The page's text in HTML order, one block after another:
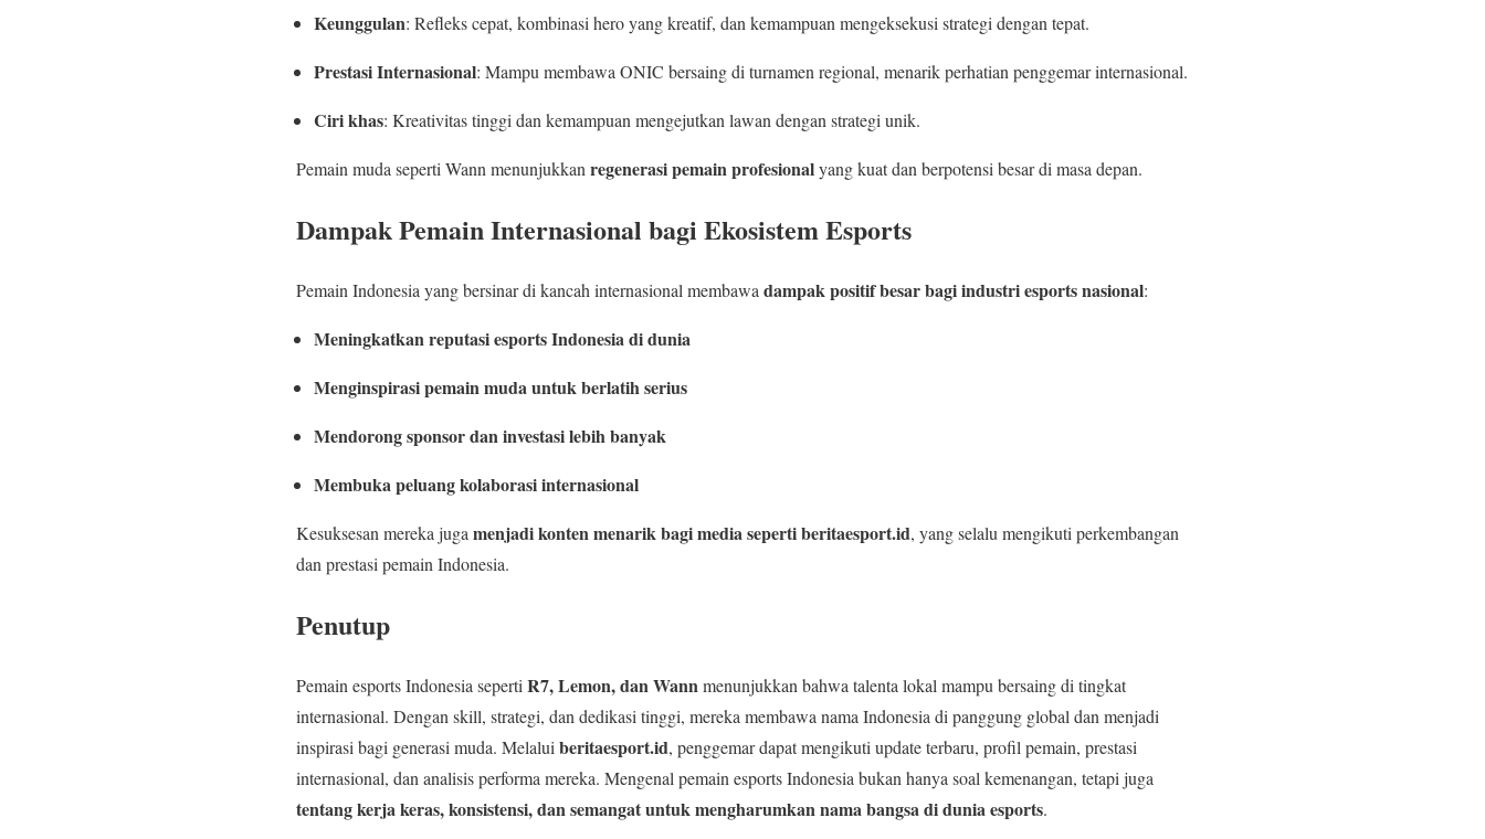
Keunggulan: Refleks cepat, kombinasi hero yang kreatif, dan kemampuan mengeksekusi strategi dengan tepat.
Prestasi Internasional: Mampu membawa ONIC bersaing di turnamen regional, menarik perhatian penggemar internasional.
Ciri khas: Kreativitas tinggi dan kemampuan mengejutkan lawan dengan strategi unik.
Pemain muda seperti Wann menunjukkanregenerasi pemain profesionalyang kuat dan berpotensi besar di masa depan.
Dampak Pemain Internasional bagi Ekosistem Esports
Pemain Indonesia yang bersinar di kancah internasional membawa dampak positif besar bagi industri esports nasional:
Meningkatkan reputasi esports Indonesia di dunia
Menginspirasi pemain muda untuk berlatih serius
Mendorong sponsor dan investasi lebih banyak
Membuka peluang kolaborasi internasional
Kesuksesan mereka juga menjadi konten menarik bagi media seperti beritaesport.id, yang selalu mengikuti perkembangan
dan prestasi pemain Indonesia.
Penutup
Pemain esports Indonesia seperti R7, Lemon, dan Wannmenunjukkan bahwa talenta lokal mampu bersaing di tingkat
internasional. Dengan skill, strategi, dan dedikasi tinggi, mereka membawa nama Indonesia di panggung global dan menjadi
inspirasi bagi generasi muda. Melalui beritaesport.id, penggemar dapat mengikuti update terbaru, profil pemain, prestasi
internasional, dan analisis performa mereka. Mengenal pemain esports Indonesia bukan hanya soal kemenangan, tetapi juga
tentang kerja keras, konsistensi, dan semangat untuk mengharumkan nama bangsa di dunia esports.